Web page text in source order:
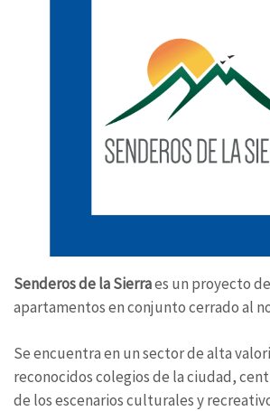
Senderos de la Sierraes un proyecto
apartamentos en conjunto cerrado al
Se encuentra en un sector de alta
reconocidos colegios de la ciudad,
de los escenarios culturales y